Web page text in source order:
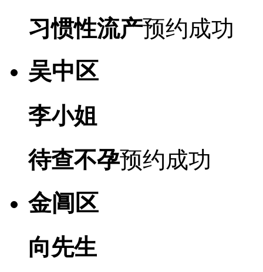
习惯性流产预约成功
吴中区
李小姐
待查不孕预约成功
金阊区
向先生